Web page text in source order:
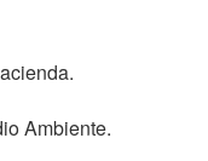
Ambiente.